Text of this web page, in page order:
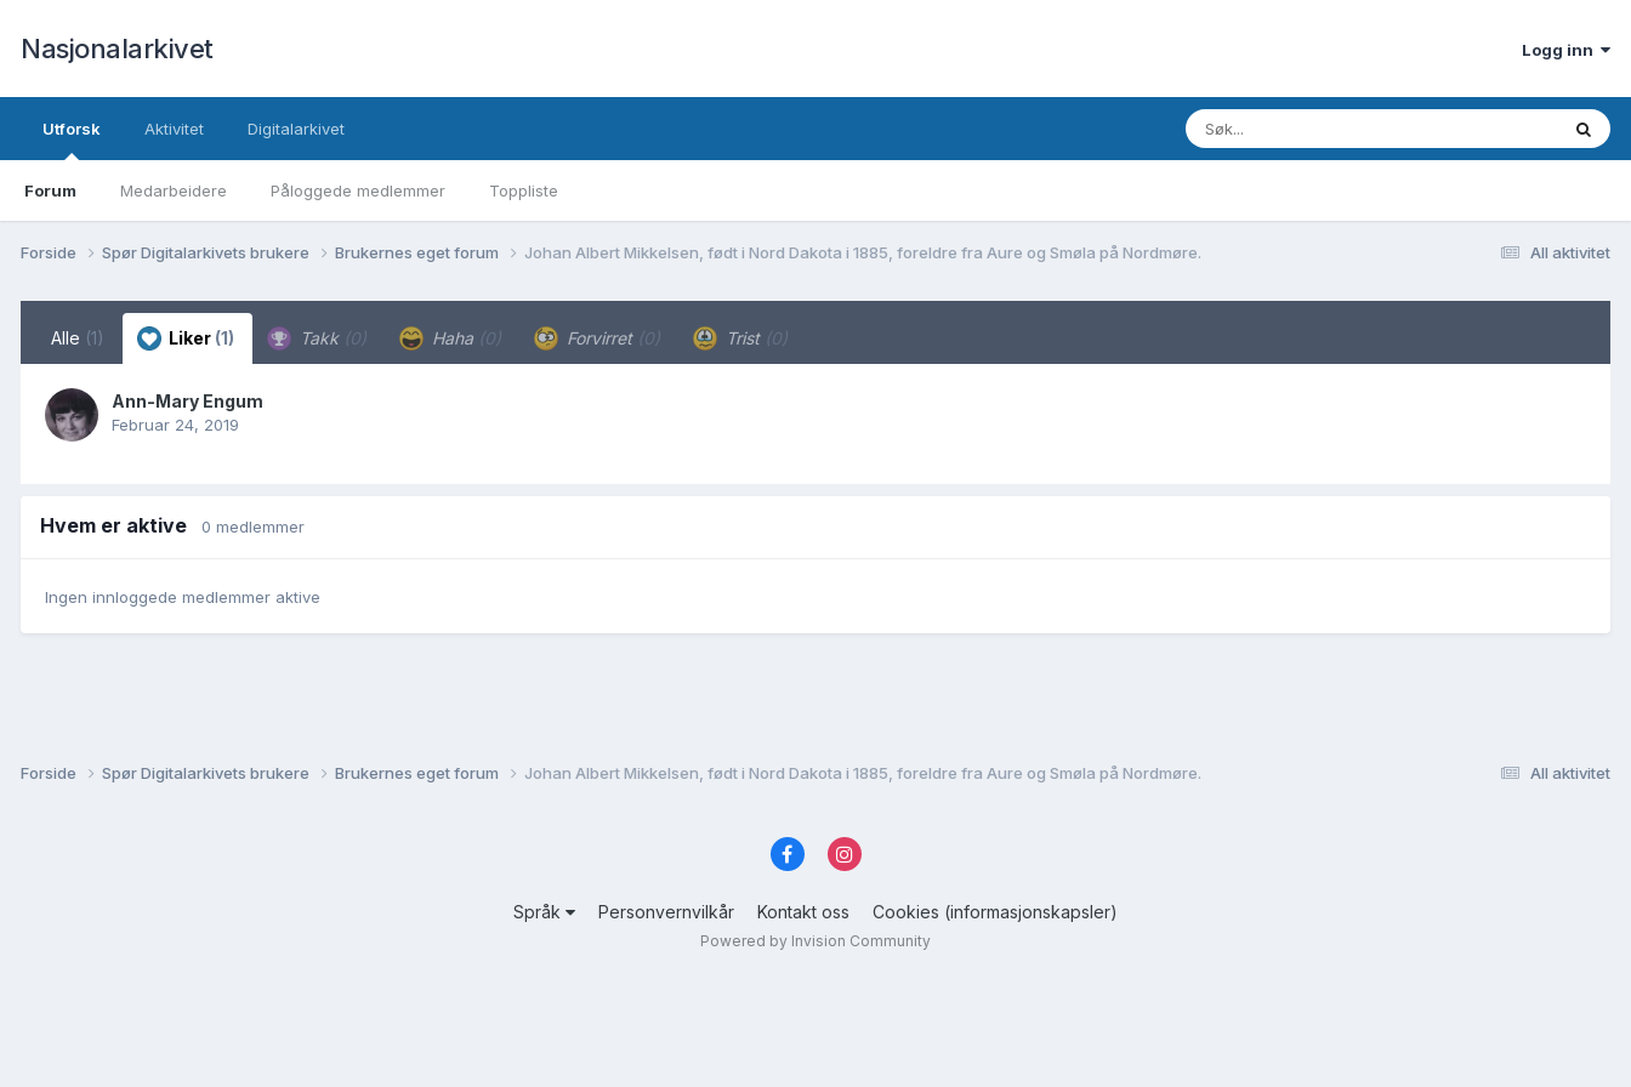
Nasjonalarkivet Logg inn
Utforsk
Forum Medarbeidere Påloggede medlemmer Toppliste
Aktivitet Digitalarkivet
All aktivitet
Forside Spør Digitalarkivets brukere Brukernes eget forum Johan Albert Mikkelsen, født i Nord Dakota i 1885, foreldre fra Aure og Smøla på Nordmøre.
Alle (1) Liker (1) Takk (0) Haha (0) Forvirret (0) Trist (0)
Ann-Mary Engum
Februar 24, 2019
Hvem er aktive 0 medlemmer
Ingen innloggede medlemmer aktive
All aktivitet
Forside Spør Digitalarkivets brukere Brukernes eget forum Johan Albert Mikkelsen, født i Nord Dakota i 1885, foreldre fra Aure og Smøla på Nordmøre.
Språk Personvernvilkår Kontakt oss Cookies (informasjonskapsler)
Powered by Invision Community